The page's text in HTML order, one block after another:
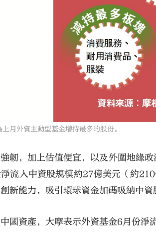
外資主動型基金增持最多的股份。
韌，加上估值便宜，以及外圍地緣
流入中資股規模約27億美元（約
新能力，吸引環球資金加碼吸納中
國資產，大摩表示外資基金6月份